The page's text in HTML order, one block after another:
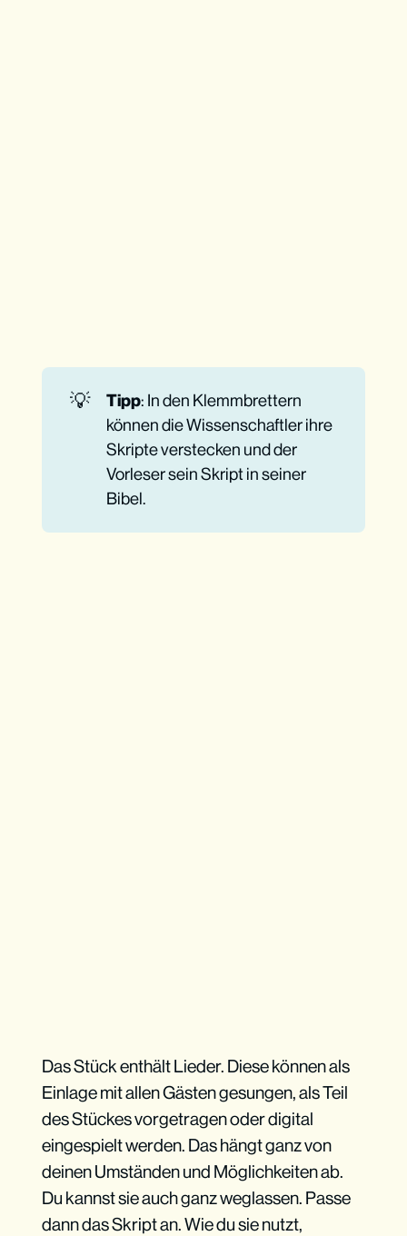
💡 Tipp: In den Klemmbrettern
können die Wissenschaftler ihre
Skripte verstecken und der
Vorleser sein Skript in seiner
Bibel.
Das Stück enthält Lieder. Diese können als
Einlage mit allen Gästen gesungen, als Teil
des Stückes vorgetragen oder digital
eingespielt werden. Das hängt ganz von
deinen Umständen und Möglichkeiten ab.
Du kannst sie auch ganz weglassen. Passe
dann das Skript an. Wie du sie nutzt,